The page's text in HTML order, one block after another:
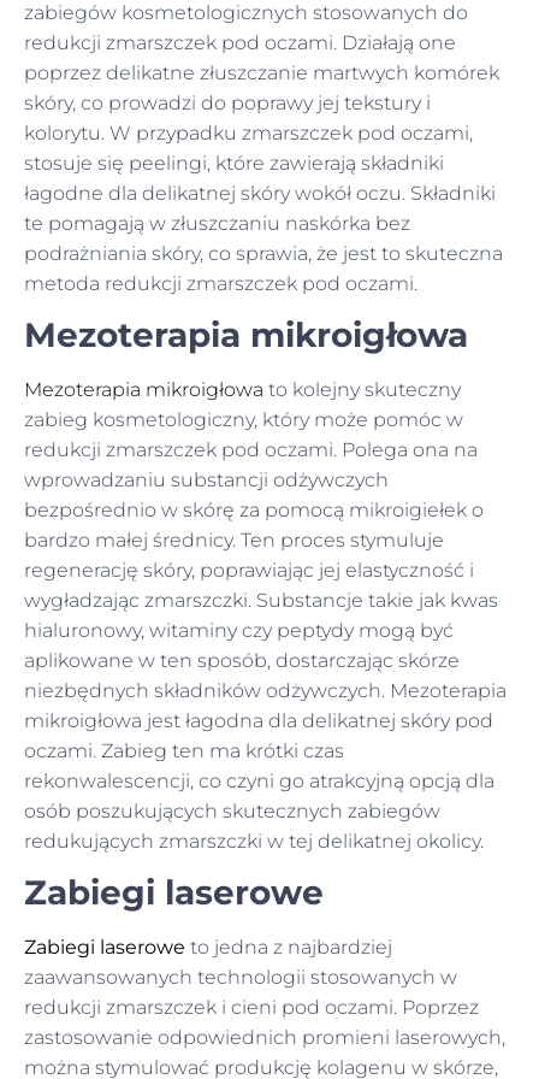
zabiegów kosmetologicznych stosowanych do
redukcji zmarszczek pod oczami. Działają one
poprzez delikatne złuszczanie martwych komórek
skóry, co prowadzi do poprawy jej tekstury i
kolorytu. W przypadku zmarszczek pod oczami,
stosuje się peelingi, które zawierają składniki
łagodne dla delikatnej skóry wokół oczu. Składniki
te pomagają w złuszczaniu naskórka bez
podrażniania skóry, co sprawia, że ​​jest to skuteczna
metoda redukcji zmarszczek pod oczami.
Mezoterapia mikroigłowa
Mezoterapia mikroigłowa to kolejny skuteczny
zabieg kosmetologiczny, który może pomóc w
redukcji zmarszczek pod oczami. Polega ona na
wprowadzaniu substancji odżywczych
bezpośrednio w skórę za pomocą mikroigiełek o
bardzo małej średnicy. Ten proces stymuluje
regenerację skóry, poprawiając jej elastyczność i
wygładzając zmarszczki. Substancje takie jak kwas
hialuronowy, witaminy czy peptydy mogą być
aplikowane w ten sposób, dostarczając skórze
niezbędnych składników odżywczych. Mezoterapia
mikroigłowa jest łagodna dla delikatnej skóry pod
oczami. Zabieg ten ma krótki czas
rekonwalescencji, co czyni go atrakcyjną opcją dla
osób poszukujących skutecznych zabiegów
redukujących zmarszczki w tej delikatnej okolicy.
Zabiegi laserowe
Zabiegi laserowe to jedna z najbardziej
zaawansowanych technologii stosowanych w
redukcji zmarszczek i cieni pod oczami. Poprzez
zastosowanie odpowiednich promieni laserowych,
można stymulować produkcję kolagenu w skórze,